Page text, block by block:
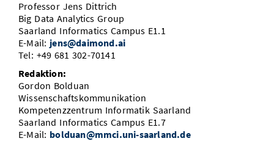
Professor Jens Dittrich
Big Data Analytics Group
Saarland Informatics Campus E1.1
E-Mail: jens@daimond.ai
Tel: +49 681 302-70141
Redaktion:
Gordon Bolduan
Wissenschaftskommunikation
Kompetenzzentrum Informatik Saarland
Saarland Informatics Campus E1.7
E-Mail: bolduan@mmci.uni-saarland.de